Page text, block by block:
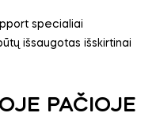
specialiai
išsaugotas išskirtinai
PAČIOJE